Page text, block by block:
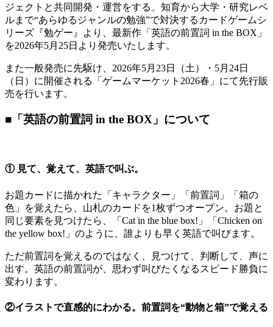
ジェクトと共同開発・運営をする、知育から大学・研究レベ
ルまで“あらゆるジャンルの勉強”で対決するカードゲームシ
リーズ『勉ゲー』より、最新作「英語の前置詞 in the BOX」
を2026年5月25日より発売いたします。
また一般発売に先駆け、2026年5月23日（土）・5月24日
（日）に開催される「ゲームマーケット2026春」にて先行販
売を行います。
■「英語の前置詞 in the BOX」について
① 見て、覚えて、英語で叫ぶ。
お題カードに描かれた「キャラクター」「前置詞」「箱の
色」を覚えたら、山札のカードを1枚ずつオープン。お題と
同じ要素を見つけたら、「Cat in the blue box!」「Chicken on
the yellow box!」のように、誰よりも早く英語で叫びます。
ただ前置詞を覚えるのではなく、見つけて、判断して、声に
出す。英語の前置詞が、思わず叫びたくなるスピード勝負に
変わります。
②イラストで直感的にわかる。前置詞を“動物と箱”で覚える